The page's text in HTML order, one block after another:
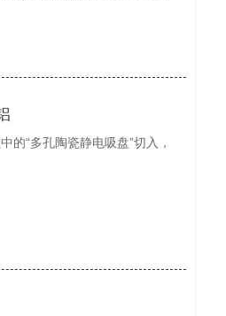
的“多孔陶瓷静电吸盘”切入，